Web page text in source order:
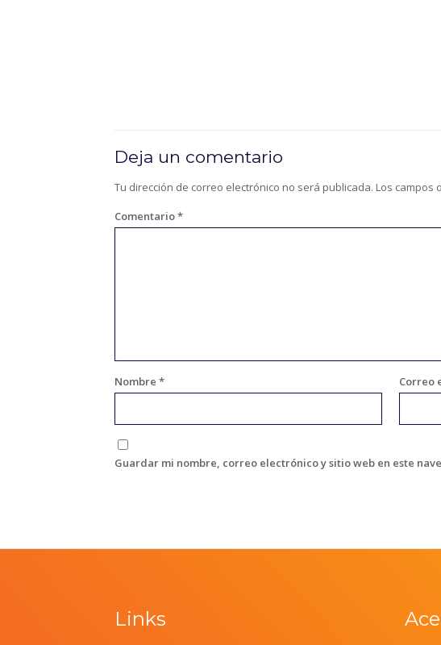
Deja un comentario
Tu dirección de correo electrónico no será publicada. Los campos
Comentario*
Nombre * Correo
Guardar mi nombre, correo electrónico y sitio web en este
Links